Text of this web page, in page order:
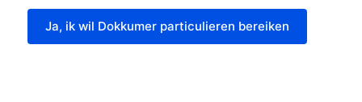
Ja, ik wil Dokkumer particulieren bereiken